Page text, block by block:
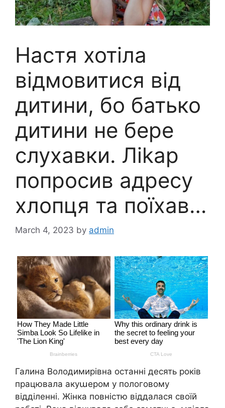
Настя хотіла
відмовитися від
дитини, бо батько
дитини не бере
слухавки. Лikap
попросив адресу
хлопця та поїхав…
March 4, 2023 by admin
Галина Володимирівна останні десять років
працювала акуաером у пологовому
відділенні. Жінка повністю віддалася своїй